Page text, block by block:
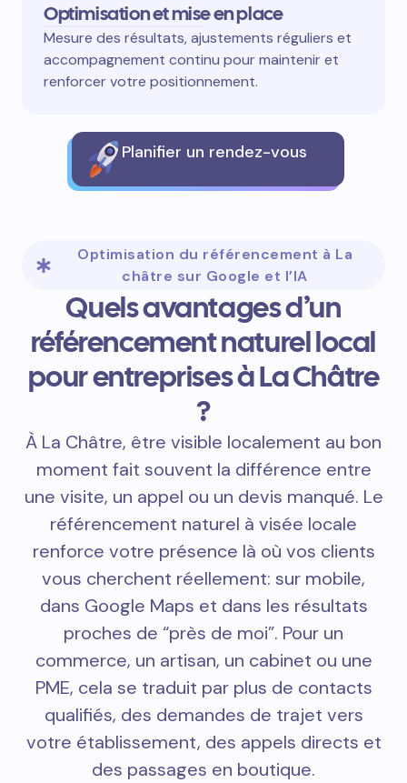
Optimisation et mise en place
Mesure des résultats, ajustements réguliers et
accompagnement continu pour maintenir et
renforcer votre positionnement.
Planifier un rendez-vous
Optimisation du référencement à La
châtre sur Google et l’IA
Quels avantages d’un
référencement naturel local
pour entreprises à La Châtre
?
À La Châtre, être visible localement au bon
moment fait souvent la différence entre
une visite, un appel ou un devis manqué. Le
référencement naturel à visée locale
renforce votre présence là où vos clients
vous cherchent réellement: sur mobile,
dans Google Maps et dans les résultats
proches de “près de moi”. Pour un
commerce, un artisan, un cabinet ou une
PME, cela se traduit par plus de contacts
qualifiés, des demandes de trajet vers
votre établissement, des appels directs et
des passages en boutique.